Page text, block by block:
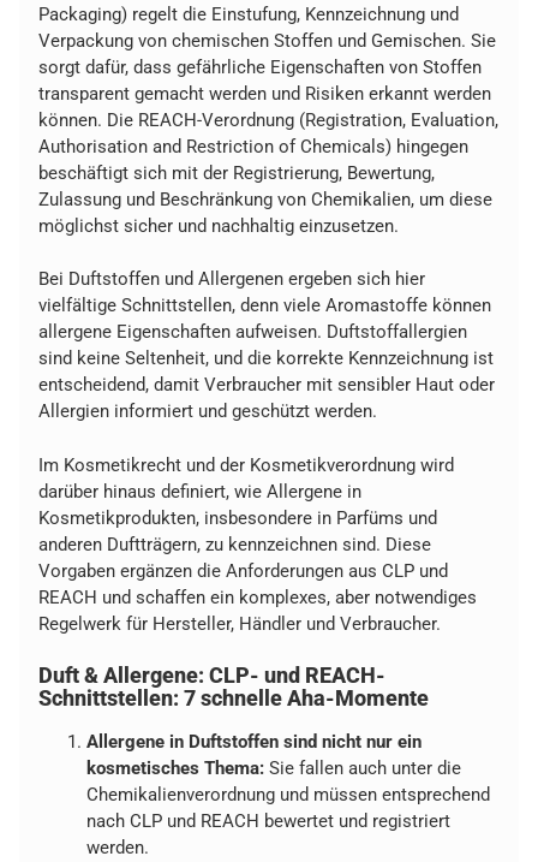
Packaging) regelt die Einstufung, Kennzeichnung und
Verpackung von chemischen Stoffen und Gemischen. Sie
sorgt dafür, dass gefährliche Eigenschaften von Stoffen
transparent gemacht werden und Risiken erkannt werden
können. Die REACH-Verordnung (Registration, Evaluation,
Authorisation and Restriction of Chemicals) hingegen
beschäftigt sich mit der Registrierung, Bewertung,
Zulassung und Beschränkung von Chemikalien, um diese
möglichst sicher und nachhaltig einzusetzen.
Bei Duftstoffen und Allergenen ergeben sich hier
vielfältige Schnittstellen, denn viele Aromastoffe können
allergene Eigenschaften aufweisen. Duftstoffallergien
sind keine Seltenheit, und die korrekte Kennzeichnung ist
entscheidend, damit Verbraucher mit sensibler Haut oder
Allergien informiert und geschützt werden.
Im Kosmetikrecht und der Kosmetikverordnung wird
darüber hinaus definiert, wie Allergene in
Kosmetikprodukten, insbesondere in Parfüms und
anderen Duftträgern, zu kennzeichnen sind. Diese
Vorgaben ergänzen die Anforderungen aus CLP und
REACH und schaffen ein komplexes, aber notwendiges
Regelwerk für Hersteller, Händler und Verbraucher.
Duft & Allergene: CLP- und REACH-
Schnittstellen: 7 schnelle Aha-Momente
Allergene in Duftstoffen sind nicht nur ein
kosmetisches Thema: Sie fallen auch unter die
Chemikalienverordnung und müssen entsprechend
nach CLP und REACH bewertet und registriert
werden.